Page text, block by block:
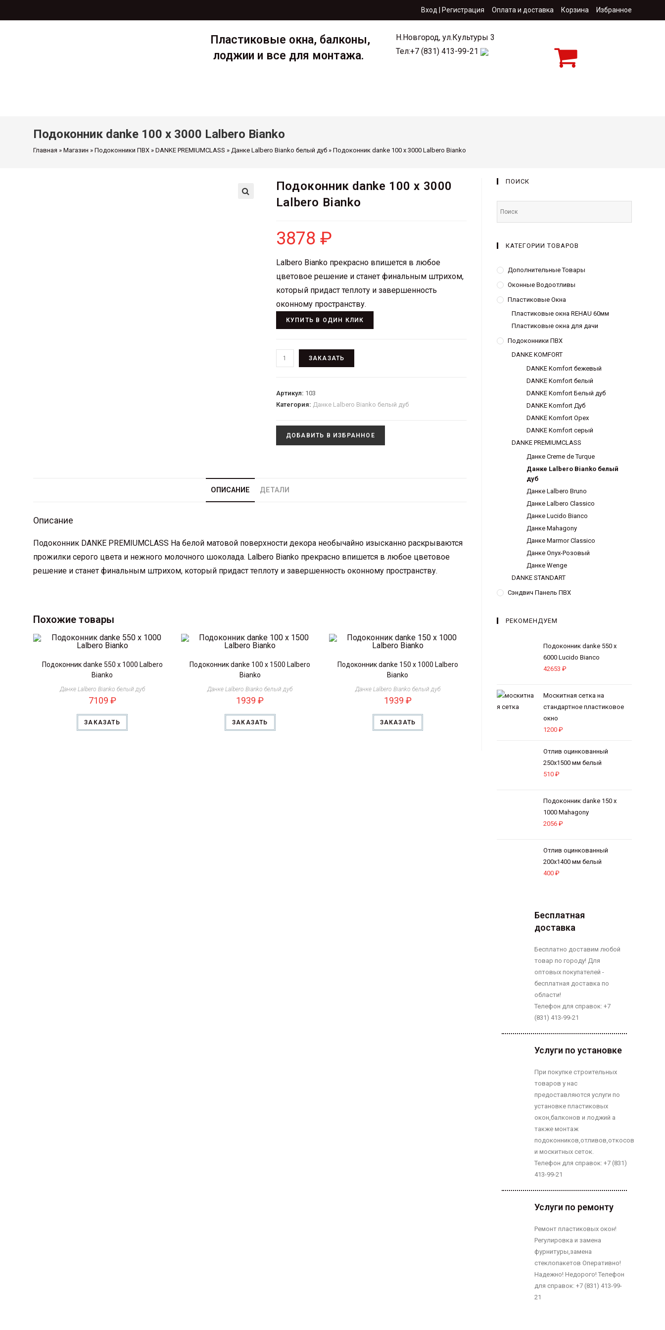
Вход | Регистрация Оплата и доставка Корзина Избранное
Пластиковые окна, балконы,
лоджии и все для монтажа.
Н.Новгород, ул.Культуры 3
Тел:+7 (831) 413-99-21
Подоконник danke 100 х 3000 Lalbero Bianko
Главная »Магазин »Подоконники ПВХ »DANKE PREMIUMCLASS »Данке Lalbero Bianko белый дуб »Подоконник danke 100 х 3000 Lalbero Bianko
Подоконник danke 100 х 3000
Lalbero Bianko
3878 ₽
Lalbero Bianko прекрасно впишется в любое
цветовое решение и станет финальным штрихом,
который придаст теплоту и завершенность
оконному пространству.
КУПИТЬ В ОДИН КЛИК
ЗАКАЗАТЬ
Артикул: 103
Категория: Данке Lalbero Bianko белый дуб
ДОБАВИТЬ В ИЗБРАННОЕ
ОПИСАНИЕ ДЕТАЛИ
Описание
Подоконник DANKE PREMIUMCLASS На белой матовой поверхности декора необычайно изысканно раскрываются
прожилки серого цвета и нежного молочного шоколада. Lalbero Bianko прекрасно впишется в любое цветовое
решение и станет финальным штрихом, который придаст теплоту и завершенность оконному пространству.
Похожие товары
Подоконник danke 550 х 1000 Lalbero
Bianko
Данке Lalbero Bianko белый дуб
7109 ₽
ЗАКАЗАТЬ
Подоконник danke 100 х 1500 Lalbero
Bianko
Данке Lalbero Bianko белый дуб
1939₽
ЗАКАЗАТЬ
Подоконник danke 150 х 1000 Lalbero
Bianko
Данке Lalbero Bianko белый дуб
1939 ₽
ЗАКАЗАТЬ
ПОИСК
КАТЕГОРИИ ТОВАРОВ
Дополнительные Товары
Оконные Водоотливы
Пластиковые Окна
Пластиковые окна REHAU 60мм
Пластиковые окна для дачи
Подоконники ПВХ
DANKE KOMFORT
DANKE Komfort бежевый
DANKE Komfort белый
DANKE Komfort Белый дуб
DANKE Komfort Дуб
DANKE Komfort Орех
DANKE Komfort серый
DANKE PREMIUMCLASS
Данке Creme de Turque
Данке Lalbero Bianko белый
дуб
Данке Lalbero Bruno
Данке Lalbero Classico
Данке Lucido Bianco
Данке Mahagony
Данке Marmor Classico
Данке Onyx-Розовый
Данке Wenge
DANKE STANDART
Сэндвич Панель ПВХ
РЕКОМЕНДУЕМ
Подоконник danke 550 х
6000 Lucido Bianco
42653₽
Москитная сетка на
стандартное пластиковое
окно
1200₽
Отлив оцинкованный
250х1500 мм белый
510₽
Подоконник danke 150 х
1000 Mahagony
2056₽
Отлив оцинкованный
200х1400 мм белый
400₽
Бесплатная
доставка
Бесплатно доставим любой
товар по городу! Для
оптовых покупателей -
бесплатная доставка по
области!
Телефон для справок: +7
(831) 413-99-21
Услуги по установке
При покупке строительных
товаров у нас
предоставляются услуги по
установке пластиковых
окон,балконов и лоджий а
также монтаж
подоконников,отливов,откосов
и москитных сеток.
Телефон для справок: +7 (831)
413-99-21
Услуги по ремонту
Ремонт пластиковых окон!
Регулировка и замена
фурнитуры,замена
стеклопакетов Оперативно!
Надежно! Недорого! Телефон
для справок: +7 (831) 413-99-
21